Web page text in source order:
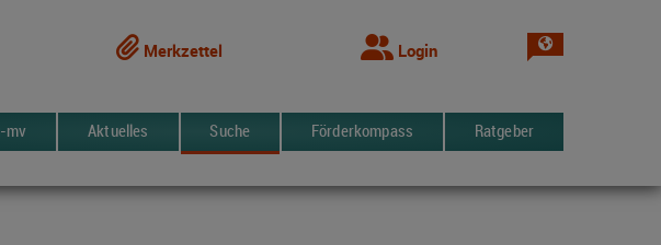
Merkzettel Login Sprache
mv Aktuelles Suche Förderkompass Ratgeber